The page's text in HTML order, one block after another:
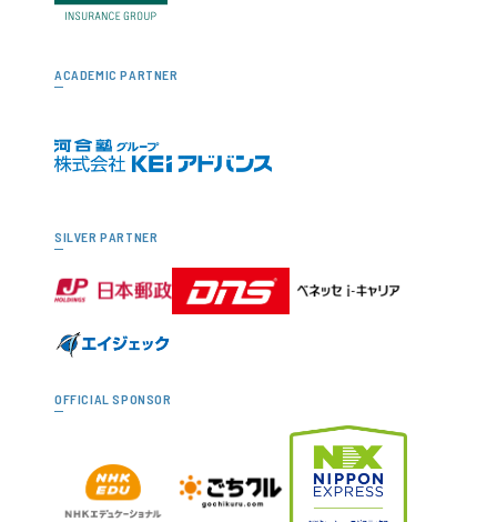
ACADEMIC PARTNER
SILVER PARTNER
OFFICIAL SPONSOR